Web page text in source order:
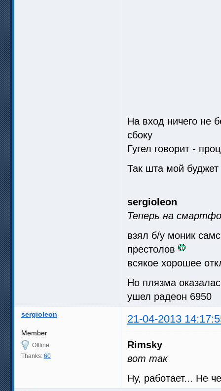
На вход ничего не
сбоку
Гугел говорит -
Так шта мой
sergioleon
Теперь на
взял б/у моник
престолов
всякое хорошее
Но плязма
ушел радеон 6950
sergioleon 21-04-2013
Member
Offline
Thanks: 60
Rimsky
вот так
Ну, работает... Не